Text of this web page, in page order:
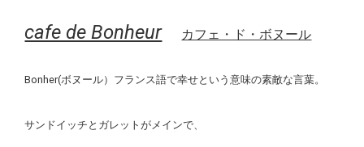
cafe de Bonheur カフェ・ド・ボヌール
Bonher(ボヌール）フランス語で幸せという意味の素敵な言葉。
サンドイッチとガレットがメインで、